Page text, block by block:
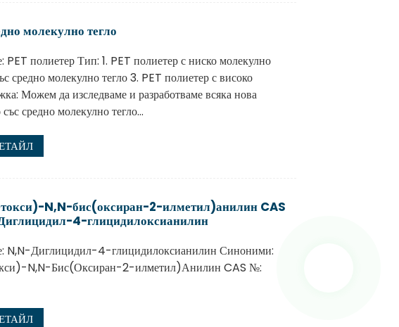
молекулно тегло
полиетер Тип: 1. PET полиетер с ниско молекулно
средно молекулно тегло 3. PET полиетер с високо
Можем да изследваме и разработваме всяка нова
средно молекулно тегло...
N,N-бис(оксиран-2-илметил)анилин CAS
4-глицидилоксианилин
N,N-Диглицидил-4-глицидилоксианилин Синоними:
N,N-Бис(Оксиран-2-илметил)Анилин CAS №: